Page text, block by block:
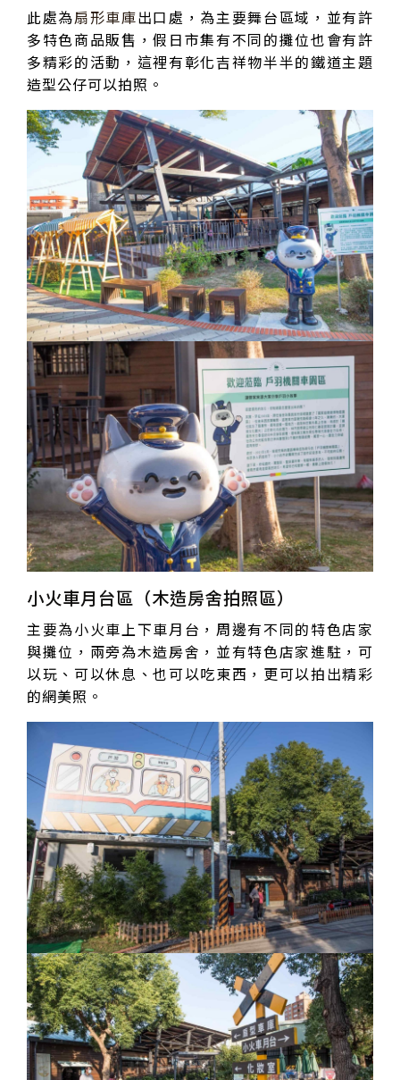
此處為扇形車庫出口處，為主要舞台區域，並有許
多特色商品販售，假日市集有不同的攤位也會有許
多精彩的活動，這裡有彰化吉祥物半半的鐵道主題
造型公仔可以拍照。
小火車月台區（木造房舍拍照區）
主要為小火車上下車月台，周邊有不同的特色店家
與攤位，兩旁為木造房舍，並有特色店家進駐，可
以玩、可以休息、也可以吃東西，更可以拍出精彩
的網美照。